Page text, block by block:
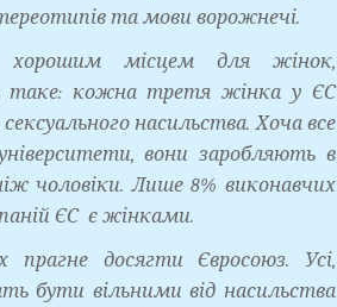
та мови ворожнечі.
місцем для жінок,
таке: кожна третя жінка у ЄС
насильства. Хоча все
вони заробляють в
чоловіки. Лише 8% виконавчих
ЄС є жінками.
досягти Євросоюз. Усі,
бути вільними від насильства